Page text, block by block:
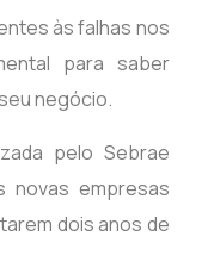
às falhas nos
para saber
negócio.
pelo Sebrae
novas empresas
dois anos de